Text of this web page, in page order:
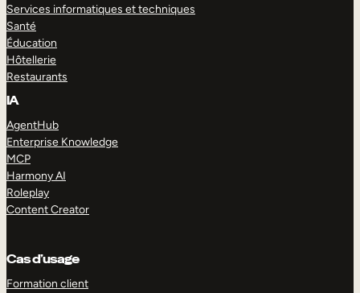
Services informatiques et techniques
Santé
Éducation
Hôtellerie
Restaurants
IA
AgentHub
Enterprise Knowledge
MCP
Harmony AI
Roleplay
Content Creator
Cas d’usage
Formation client